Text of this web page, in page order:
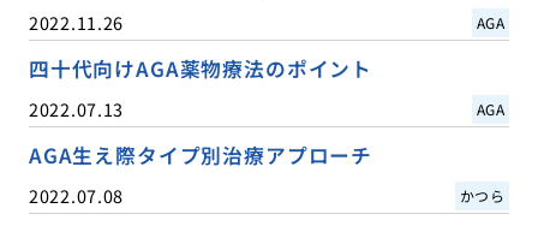
2022.11.26 AGA
四十代向けAGA薬物療法のポイント
2022.07.13 AGA
AGA生え際タイプ別治療アプローチ
2022.07.08 かつら